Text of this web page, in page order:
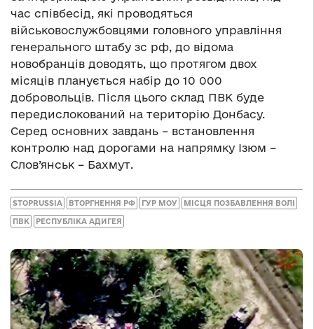
час співбесід, які проводяться
військовослужбовцями головного управління
генерального штабу зс рф, до відома
новобранців доводять, що протягом двох
місяців планується набір до 10 000
добровольців. Після цього склад ПВК буде
передислокований на територію Донбасу.
Серед основних завдань – встановлення
контролю над дорогами на напрямку Ізюм –
Слов’янськ – Бахмут.
STOPRUSSIA ВТОРГНЕННЯ РФ ГУР МОУ МІСЦЯ ПОЗБАВЛЕННЯ ВОЛІ
ПВК РЕСПУБЛІКА АДИГЕЯ